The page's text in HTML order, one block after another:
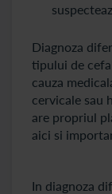
Diagnoza
tipului de
cauza
cervicale sau
are propriul
aici si
In diagnoza